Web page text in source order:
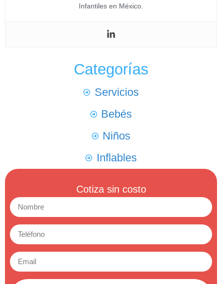
Infantiles en México.
Categorías
Servicios
Bebés
Niños
Inflables
Cotiza sin costo